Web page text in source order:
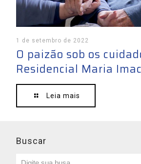
1 de setembro de 2022
O paizão sob os
Residencial Maria
Leia mais
Buscar